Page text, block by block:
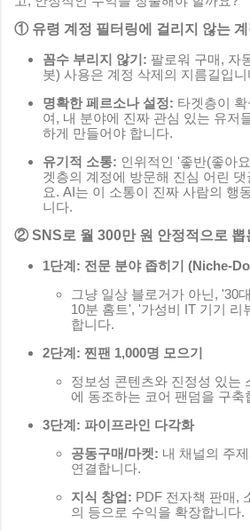
① 유령 계정 필터링에 걸리지 않는 계
꼼수 부리지 않기: 팔로워 구매, 자
봇) 사용은 계정 삭제의 지름길입니
명확한 페르소나 설정: 타겟층이
여, 내 분야에 진짜 관심 있는 유저
하게 만들어야 합니다.
유기적 소통: 인위적인 '좋반(좋아
겟층의 계정에 방문해 진심 어린
요. AI는 이 소통이 진짜 사람의 행
니다.
② SNS로 월 300만 원 안정적으로 뽑
1단계: 전문 분야 좁히기 (Niche-
그냥 일상 블로거가 아닌, '30
10분 홈트', '가성비 IT 기기 리
합니다.
2단계: 찐팬 1,000명 모으기
정보성 콘텐츠와 진정성 있는
에 동조하는 코어 팬덤을 구축
3단계: 파이프라인 다각화
공동구매/마켓: 내 채널의 주
연결합니다.
지식 창업: PDF 전자책 판매,
의 등으로 수익을 확장합니다.